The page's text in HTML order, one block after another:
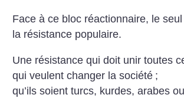
Face à ce bloc réactionnaire, le seul
la résistance populaire.
Une résistance qui doit unir toutes
qui veulent changer la société ;
qu’ils soient turcs, kurdes, arabes